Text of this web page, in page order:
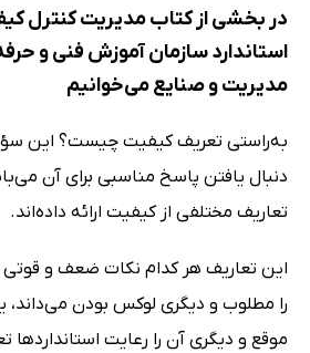
در بخشی از کتاب مدیریت کنترل
استاندارد سازمان آموزش فنی و
مدیریت و صنایع می‌خوانیم
به‌راستی تعریف کیفیت چیست؟ این
دنبال یافتن پاسخ مناسبی برای آن
تعاریف مختلفی از کیفیت ارائه داده‌اند.
این تعاریف هر کدام نکات ضعف و قوتی
را مطلوب و دیگری لوکس بودن می‌داند،
موقع و دیگری آن را رعایت استانداردها